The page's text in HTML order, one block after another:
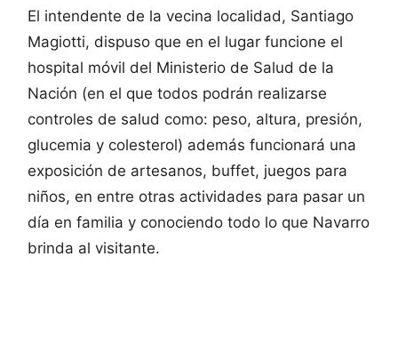
El intendente de la vecina localidad, Santiago
Magiotti, dispuso que en el lugar funcione el
hospital móvil del Ministerio de Salud de la
Nación (en el que todos podrán realizarse
controles de salud como: peso, altura, presión,
glucemia y colesterol) además funcionará una
exposición de artesanos, buffet, juegos para
niños, en entre otras actividades para pasar un
día en familia y conociendo todo lo que Navarro
brinda al visitante.